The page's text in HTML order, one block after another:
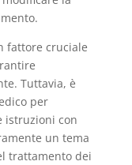
fattore cruciale
Tuttavia, è
per
istruzioni con
un tema
trattamento dei